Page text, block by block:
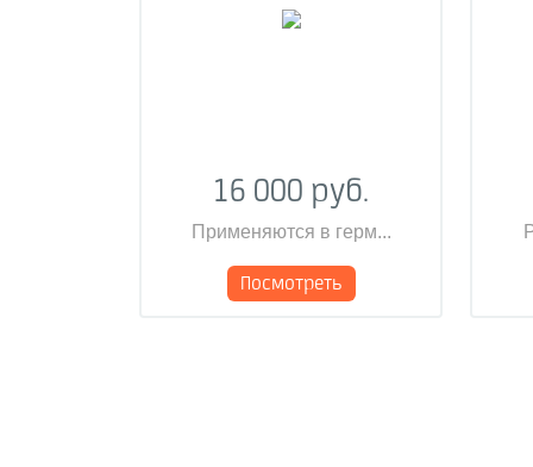
16 000 руб.
Применяются в герм...
Посмотреть